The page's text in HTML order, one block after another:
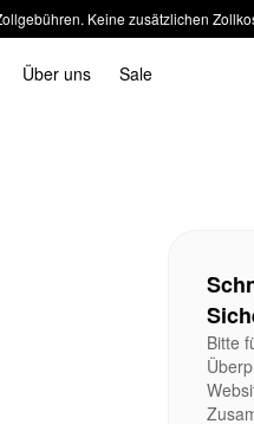
Keine zusätzlichen
Über uns Sale
Bitte